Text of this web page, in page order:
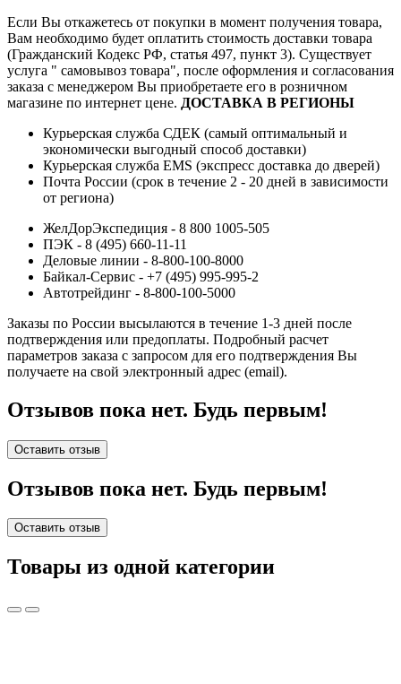
Если Вы откажетесь от покупки в момент получения товара,
Вам необходимо будет оплатить стоимость доставки товара
(Гражданский Кодекс РФ, статья 497, пункт 3). Существует
услуга " самовывоз товара", после оформления и согласования
заказа с менеджером Вы приобретаете его в розничном
магазине по интернет цене. ДОСТАВКА В РЕГИОНЫ
Курьерская служба СДЕК (самый оптимальный и
экономически выгодный способ доставки)
Курьерская служба EMS (экспресс доставка до дверей)
Почта России (срок в течение 2 - 20 дней в зависимости
от региона)
ЖелДорЭкспедиция - 8 800 1005-505
ПЭК - 8 (495) 660-11-11
Деловые линии - 8-800-100-8000
Байкал-Сервис - +7 (495) 995-995-2
Автотрейдинг - 8-800-100-5000
Заказы по России высылаются в течение 1-3 дней после
подтверждения или предоплаты. Подробный расчет
параметров заказа с запросом для его подтверждения Вы
получаете на свой электронный адрес (email).
Отзывов пока нет. Будь первым!
Оставить отзыв
Отзывов пока нет. Будь первым!
Оставить отзыв
Товары из одной категории